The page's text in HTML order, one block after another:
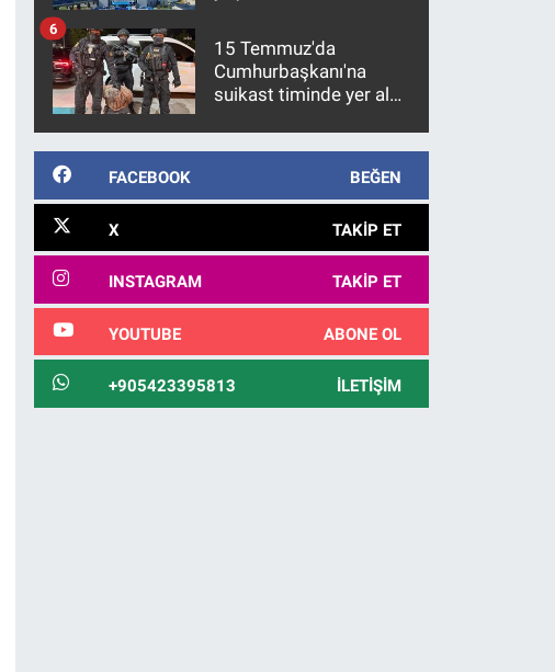
15 Temmuz'da
Cumhurbaşkanı'na
suikast timinde yer alan
10 yıl sonra yakalandı
6
FACEBOOK BEĞEN
X TAKIP ET
INSTAGRAM TAKIP ET
YOUTUBE ABONE OL
+905423395813 İLETIŞIM